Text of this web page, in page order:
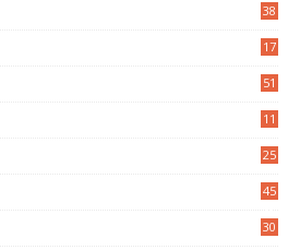
38
17
51
11
25
45
30